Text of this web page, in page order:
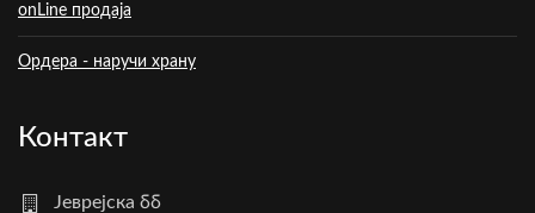
onLine продаја
Ордера - наручи храну
Контакт
Јеврејска бб